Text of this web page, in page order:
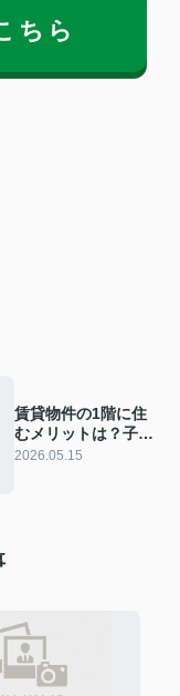
ちら
賃貸物件の1階に住
むメリットは？子育
て家庭のデメリット
2026.05.15